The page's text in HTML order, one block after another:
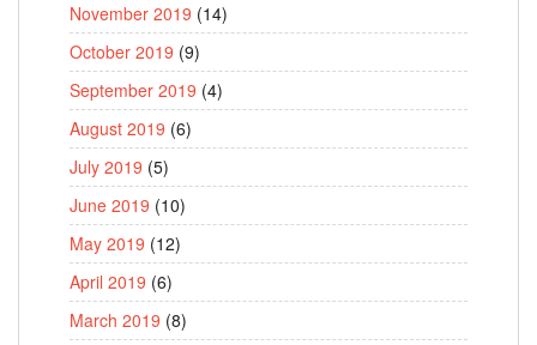
November 2019 (14)
October 2019 (9)
September 2019 (4)
August 2019 (6)
July 2019 (5)
June 2019 (10)
May 2019 (12)
April 2019 (6)
March 2019 (8)